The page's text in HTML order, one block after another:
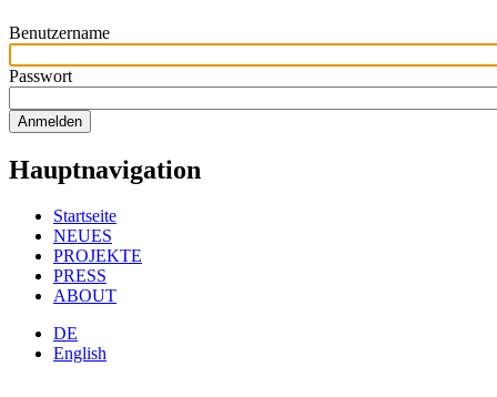
Benutzername
Passwort
Hauptnavigation
Startseite
NEUES
PROJEKTE
PRESS
ABOUT
DE
English